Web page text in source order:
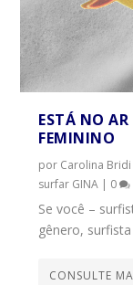
ESTÁ NO AR
FEMININO
por Carolina Bridi
surfar GINA | 0
Se você –
gênero,
CONSULTE